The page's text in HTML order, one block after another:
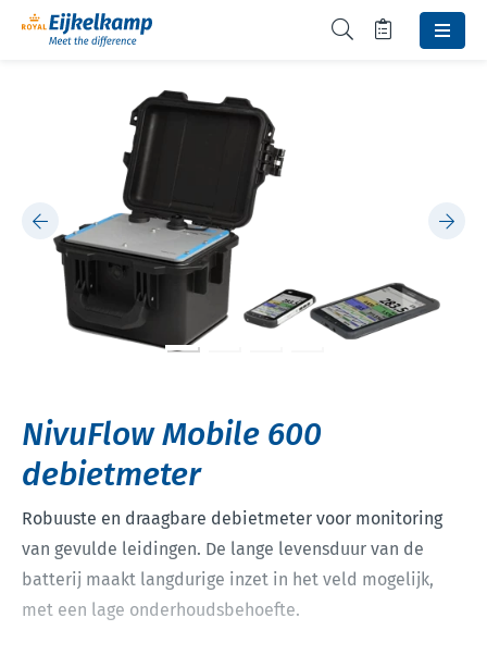
NivuFlow Mobile 600
debietmeter
Robuuste en draagbare debietmeter voor monitoring
van gevulde leidingen. De lange levensduur van de
batterij maakt langdurige inzet in het veld mogelijk,
met een lage onderhoudsbehoefte.